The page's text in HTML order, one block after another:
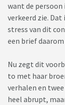
want de
verkeerd zie.
stress van dit
een brief
Nu zegt dit
to met haar
verhalen en
heel abrupt,